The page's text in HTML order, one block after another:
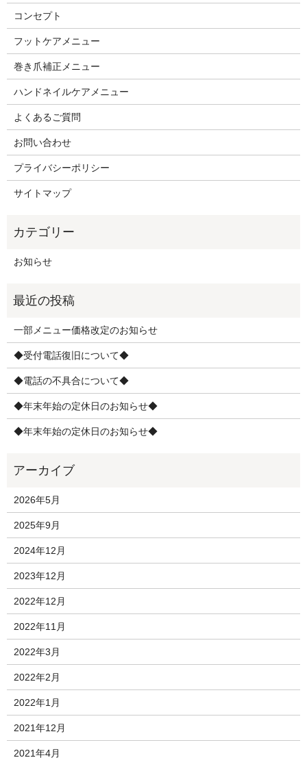
コンセプト
フットケアメニュー
巻き爪補正メニュー
ハンドネイルケアメニュー
よくあるご質問
お問い合わせ
プライバシーポリシー
サイトマップ
お知らせ
一部メニュー価格改定のお知らせ
◆受付電話復旧について◆
◆電話の不具合について◆
◆年末年始の定休日のお知らせ◆
◆年末年始の定休日のお知らせ◆
2026年5月
2025年9月
2024年12月
2023年12月
2022年12月
2022年11月
2022年3月
2022年2月
2022年1月
2021年12月
2021年4月